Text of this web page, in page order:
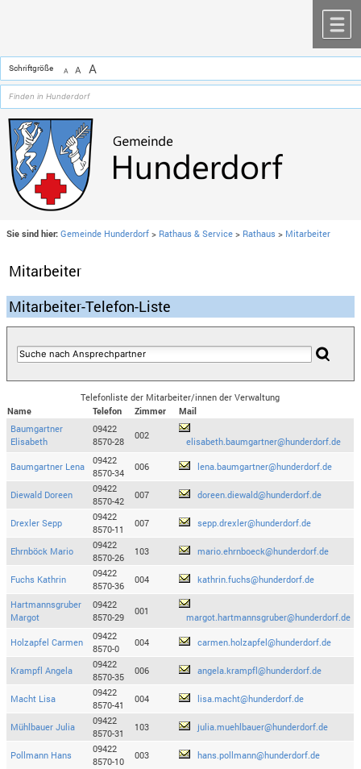
Schriftgröße A A A
Sie sind hier: Gemeinde Hunderdorf > Rathaus & Service > Rathaus > Mitarbeiter
Mitarbeiter
Mitarbeiter-Telefon-Liste
Telefonliste der Mitarbeiter/innen der Verwaltung
Name
Telefon Zimmer
Mail
Baumgartner
Elisabeth
09422
8570-28
002
elisabeth.baumgartner@hunderdorf.de
Baumgartner Lena
09422
8570-34
006 lena.baumgartner@hunderdorf.de
Diewald Doreen
09422
8570-42
007 doreen.diewald@hunderdorf.de
Drexler Sepp
09422
8570-11
007 sepp.drexler@hunderdorf.de
Ehrnböck Mario
09422
8570-26
103 mario.ehrnboeck@hunderdorf.de
Fuchs Kathrin
09422
8570-36
004 kathrin.fuchs@hunderdorf.de
Hartmannsgruber
Margot
09422
8570-29
001
margot.hartmannsgruber@hunderdorf.de
Holzapfel Carmen
09422
8570-0
004 carmen.holzapfel@hunderdorf.de
Krampfl Angela
09422
8570-35
006 angela.krampfl@hunderdorf.de
Macht Lisa
09422
8570-41
004 lisa.macht@hunderdorf.de
Mühlbauer Julia
09422
8570-31
103 julia.muehlbauer@hunderdorf.de
Pollmann Hans
09422
8570-10
003 hans.pollmann@hunderdorf.de